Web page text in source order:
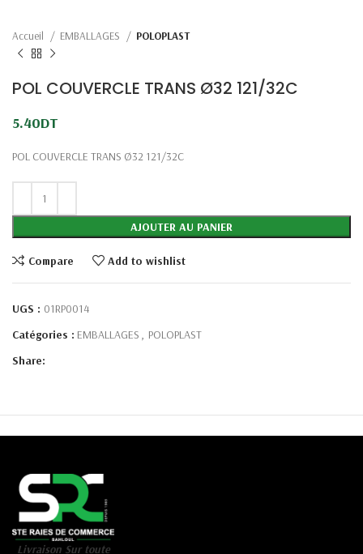
Accueil EMBALLAGES POLOPLAST
POL COUVERCLE TRANS Ø32 121/32C
5.40DT
POL COUVERCLE TRANS Ø32 121/32C
AJOUTER AU PANIER
Compare Add to wishlist
UGS : 01RP0014
Catégories : EMBALLAGES , POLOPLAST
Share:
Livraison Sur toute